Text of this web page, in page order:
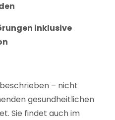
inklusive
– nicht
gesundheitlichen
Sie findet auch im